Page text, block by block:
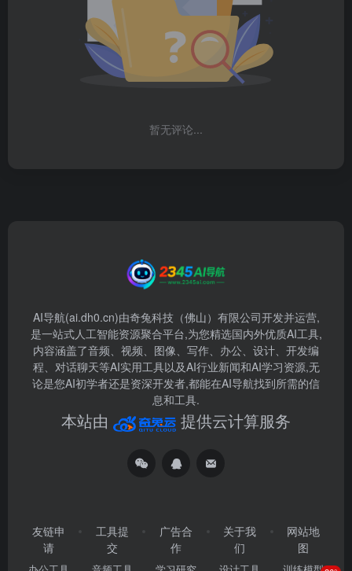
暂无评论...
AI导航(ai.dh0.cn)由奇兔科技（佛山）有限公司开发并运营,
是一站式人工智能资源聚合平台,为您精选国内外优质AI工具,
内容涵盖了音频、视频、图像、写作、办公、设计、开发编
程、对话聊天等AI实用工具以及AI行业新闻和AI学习资源,无
论是您AI初学者还是资深开发者,都能在AI导航找到所需的信
息和工具.
本站由 提供云计算服务
友链申
请
工具提
交
广告合
作
关于我
们
网站地
图